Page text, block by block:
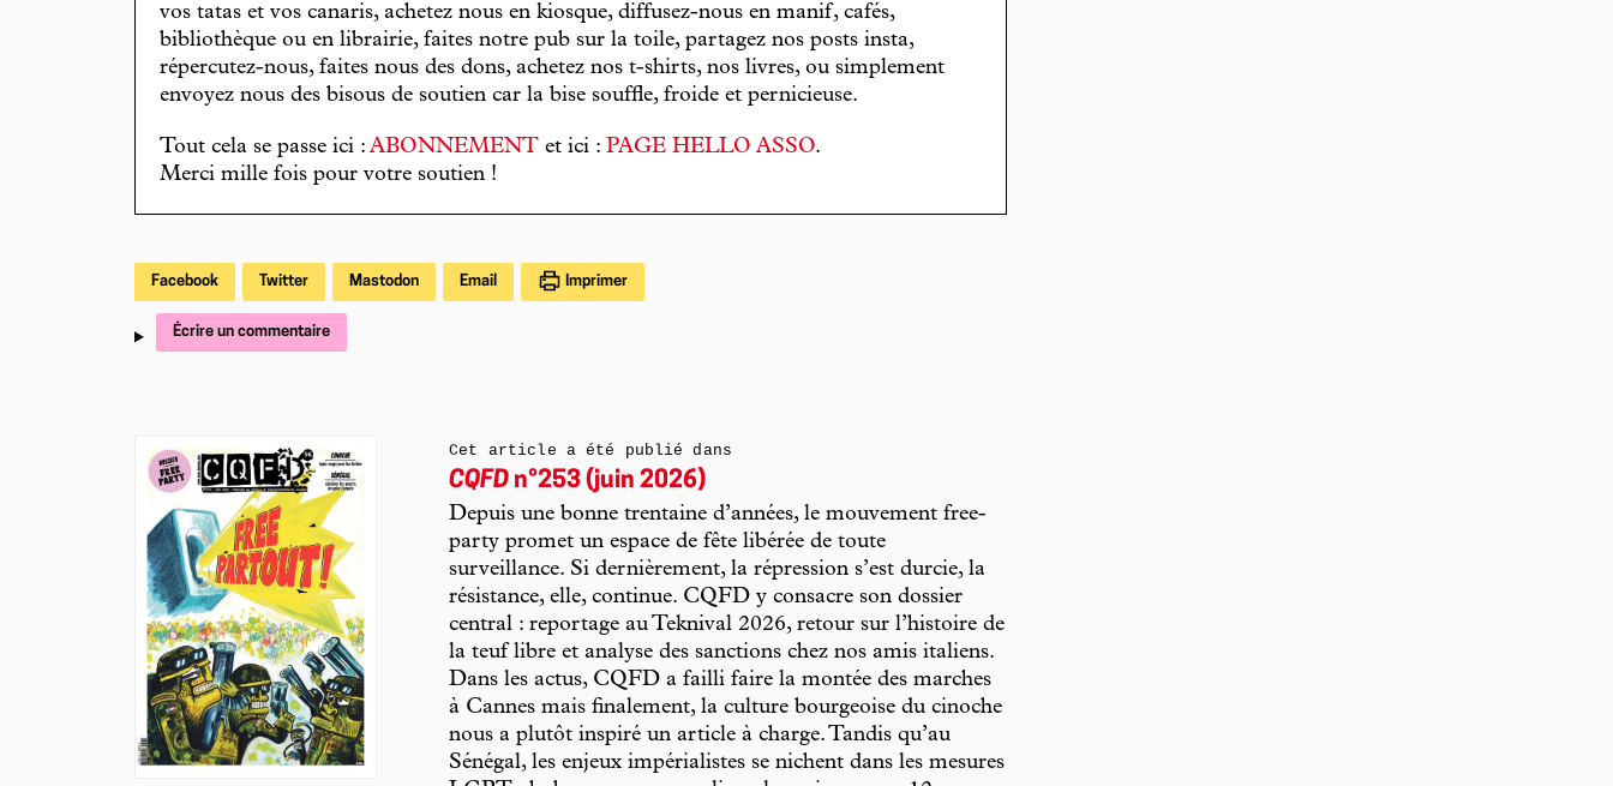
vos tatas et vos canaris, achetez nous en kiosque, diffusez-nous en manif, cafés,
bibliothèque ou en librairie, faites notre pub sur la toile, partagez nos posts insta,
répercutez-nous, faites nous des dons, achetez nos t-shirts, nos livres, ou simplement
envoyez nous des bisous de soutien car la bise souffle, froide et pernicieuse.
Tout cela se passe ici : ABONNEMENT et ici : PAGE HELLO ASSO.
Merci mille fois pour votre soutien !
Facebook Twitter Mastodon Email Imprimer
Écrire un commentaire
Cet article a été publié dans
CQFD n°253 (juin 2026)
Depuis une bonne trentaine d’années, le mouvement free-
party promet un espace de fête libérée de toute
surveillance. Si dernièrement, la répression s’est durcie, la
résistance, elle, continue. CQFD y consacre son dossier
central : reportage au Teknival 2026, retour sur l’histoire de
la teuf libre et analyse des sanctions chez nos amis italiens.
Dans les actus, CQFD a failli faire la montée des marches
à Cannes mais finalement, la culture bourgeoise du cinoche
nous a plutôt inspiré un article à charge. Tandis qu’au
Sénégal, les enjeux impérialistes se nichent dans les mesures